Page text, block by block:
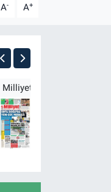
A- A+
Milliyet